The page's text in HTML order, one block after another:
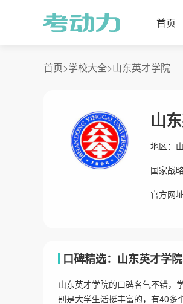
首页
首页>学校大全>山东英才学院
山
地区：
国家战略
官方网址
口碑精选：山东英才学
山东英才学院的口碑名气不错，
别是大学生活挺丰富的，有40多